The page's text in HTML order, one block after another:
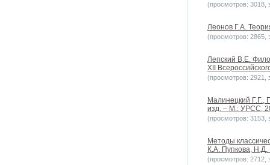
(просмотров: 3018,
Леонов Г.А.
(просмотров: 2865,
Лепский В.Е.
XII
(просмотров: 2921,
Малинецкий Г.Г.,
изд. – М.: УРСС,
(просмотров: 3153,
Методы
К.А. Пупкова,
(просмотров: 2712,